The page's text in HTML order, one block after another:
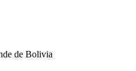
de Bolivia